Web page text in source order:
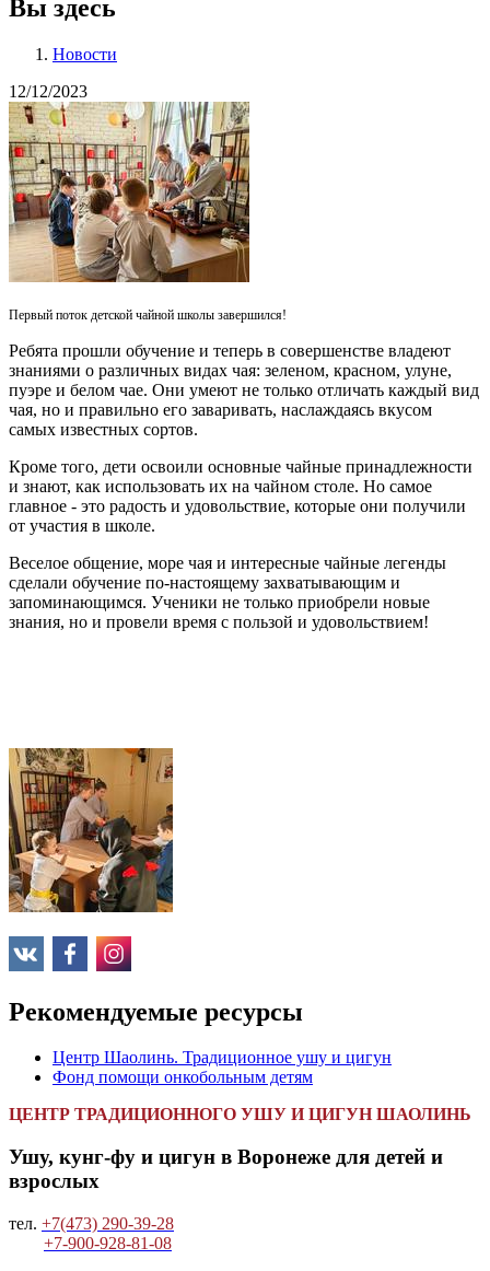
Вы здесь
Новости
12/12/2023
Первый поток детской чайной школы завершился!
Ребята прошли обучение и теперь в совершенстве владеют
знаниями о различных видах чая: зеленом, красном, улуне,
пуэре и белом чае. Они умеют не только отличать каждый вид
чая, но и правильно его заваривать, наслаждаясь вкусом
самых известных сортов.
Кроме того, дети освоили основные чайные принадлежности
и знают, как использовать их на чайном столе. Но самое
главное - это радость и удовольствие, которые они получили
от участия в школе.
Веселое общение, море чая и интересные чайные легенды
сделали обучение по-настоящему захватывающим и
запоминающимся. Ученики не только приобрели новые
знания, но и провели время с пользой и удовольствием!
Рекомендуемые ресурсы
Центр Шаолинь. Традиционное ушу и цигун
Фонд помощи онкобольным детям
ЦЕНТР ТРАДИЦИОННОГО УШУ И ЦИГУН ШАОЛИНЬ
Ушу, кунг-фу и цигун в Воронеже для детей и
взрослых
тел. +7(473) 290-39-28
+7-900-928-81-08